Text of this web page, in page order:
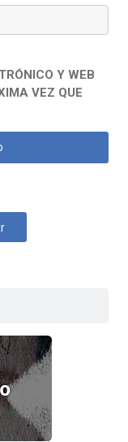
Y WEB
VEZ QUE